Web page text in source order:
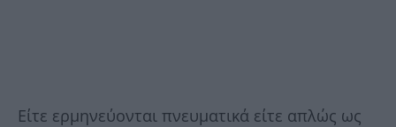
Είτε ερμηνεύονται πνευματικά είτε απλώς ως